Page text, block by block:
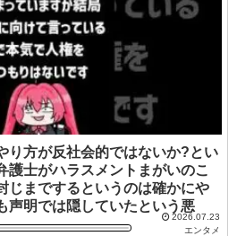
り方が反社会的ではないか?とい
護士がハラスメントまがいのこ
じまでするというのは確かにや
声明では隠していたという悪
2026.07.23
エンタメ